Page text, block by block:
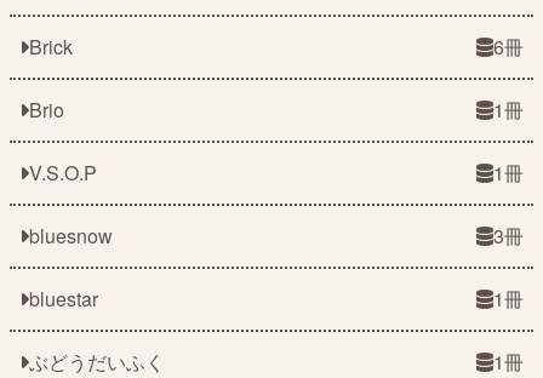
Brick 6冊
Brio 1冊
V.S.O.P 1冊
bluesnow 3冊
bluestar 1冊
ぶどうだいふく 1冊